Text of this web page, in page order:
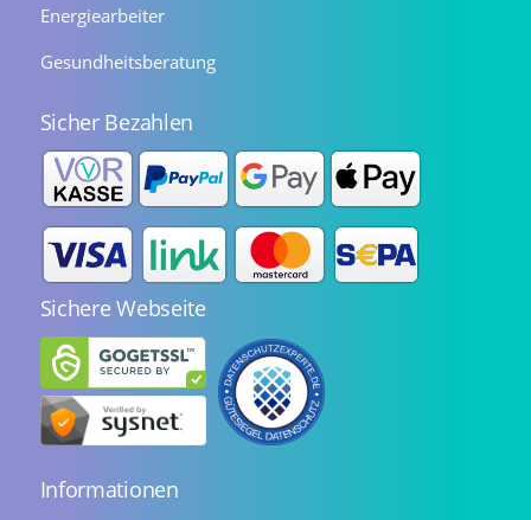
Energiearbeiter
Gesundheitsberatung
Sicher Bezahlen
Sichere Webseite
Informationen